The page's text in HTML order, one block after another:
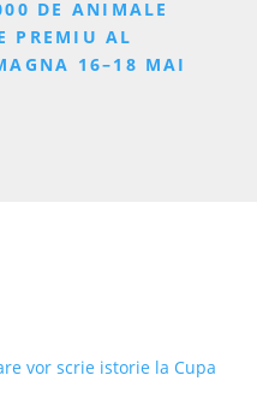
DE ANIMALE
PREMIU AL
16–18 MAI